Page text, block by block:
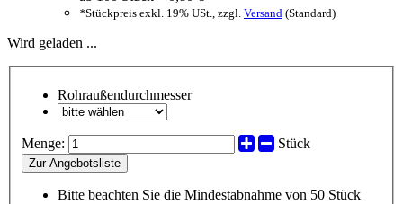
*Stückpreis exkl. 19% USt., zzgl. Versand (Standard)
Wird geladen ...
Rohraußendurchmesser
Menge: Stück
Zur Angebotsliste
Bitte beachten Sie die Mindestabnahme von 50 Stück